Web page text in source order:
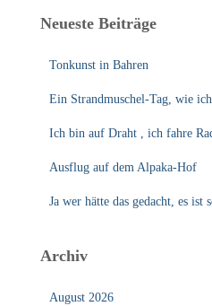
Neueste Beiträge
Tonkunst in Bahren
Ein Strandmuschel-Tag, wie
Ich bin auf Draht , ich fahre
Ausflug auf dem Alpaka-Hof
Ja wer hätte das gedacht, es ist
Archiv
August 2026